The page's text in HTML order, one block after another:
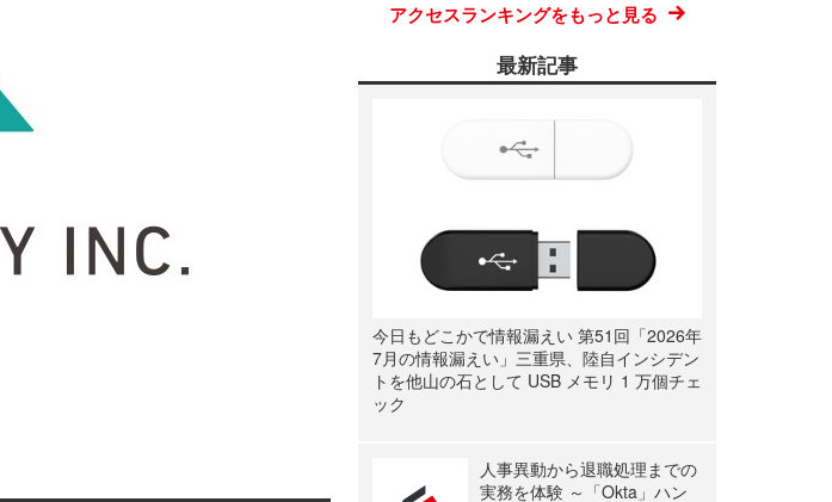
アクセスランキングをもっと見る
最新記事
今日もどこかで情報漏えい 第51回「2026年
7月の情報漏えい」三重県、陸自インシデン
トを他山の石として USB メモリ 1 万個チェ
ック
人事異動から退職処理までの
実務を体験 ～「Okta」ハン